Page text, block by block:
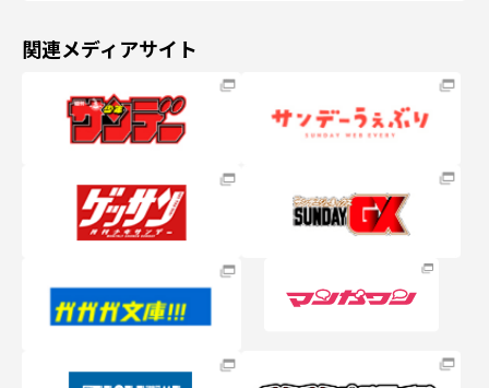
関連メディアサイト